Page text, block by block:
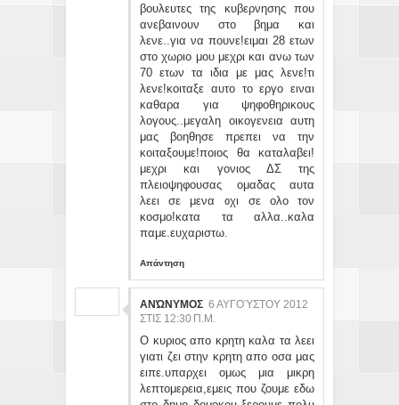
βουλευτες της κυβερνησης που
ανεβαινουν στο βημα και
λενε..για να πουνε!ειμαι 28 ετων
στο χωριο μου μεχρι και ανω των
70 ετων τα ιδια με μας λενε!τι
λενε!κοιταξε αυτο το εργο ειναι
καθαρα για ψηφοθηρικους
λογους..μεγαλη οικογενεια αυτη
μας βοηθησε πρεπει να την
κοιταξουμε!ποιος θα καταλαβει!
μεχρι και γονιος ΔΣ της
πλειοψηφουσας ομαδας αυτα
λεει σε μενα οχι σε ολο τον
κοσμο!κατα τα αλλα..καλα
παμε.ευχαριστω.
Απάντηση
ΑΝΏΝΥΜΟΣ 6 ΑΥΓΟΎΣΤΟΥ 2012
ΣΤΙΣ 12:30 Π.Μ.
O κυριος απο κρητη καλα τα λεει
γιατι ζει στην κρητη απο οσα μας
ειπε.υπαρχει ομως μια μικρη
λεπτομερεια,εμεις που ζουμε εδω